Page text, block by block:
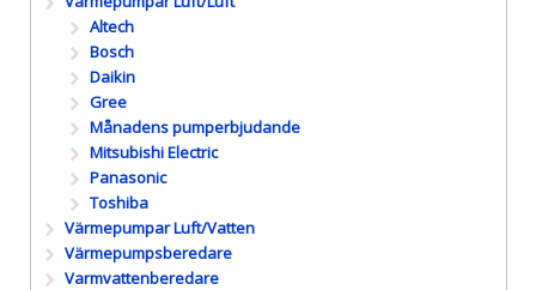
Altech
Bosch
Daikin
Gree
Månadens pumperbjudande
Mitsubishi Electric
Panasonic
Toshiba
Värmepumpar Luft/Vatten
Värmepumpsberedare
Varmvattenberedare